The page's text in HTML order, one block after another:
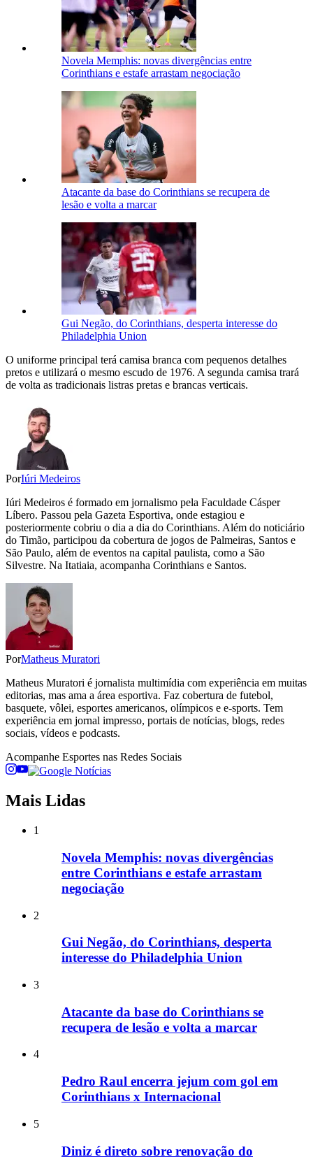
Novela Memphis: novas divergências entre
Corinthians e estafe arrastam negociação
Atacante da base do Corinthians se recupera de
lesão e volta a marcar
Gui Negão, do Corinthians, desperta interesse do
Philadelphia Union
O uniforme principal terá camisa branca com pequenos detalhes
pretos e utilizará o mesmo escudo de 1976. A segunda camisa trará
de volta as tradicionais listras pretas e brancas verticais.
PorIúri Medeiros
Iúri Medeiros é formado em jornalismo pela Faculdade Cásper
Líbero. Passou pela Gazeta Esportiva, onde estagiou e
posteriormente cobriu o dia a dia do Corinthians. Além do noticiário
do Timão, participou da cobertura de jogos de Palmeiras, Santos e
São Paulo, além de eventos na capital paulista, como a São
Silvestre. Na Itatiaia, acompanha Corinthians e Santos.
PorMatheus Muratori
Matheus Muratori é jornalista multimídia com experiência em muitas
editorias, mas ama a área esportiva. Faz cobertura de futebol,
basquete, vôlei, esportes americanos, olímpicos e e-sports. Tem
experiência em jornal impresso, portais de notícias, blogs, redes
sociais, vídeos e podcasts.
Acompanhe Esportes nas Redes Sociais
Mais Lidas
1
Novela Memphis: novas divergências
entre Corinthians e estafe arrastam
negociação
2
Gui Negão, do Corinthians, desperta
interesse do Philadelphia Union
3
Atacante da base do Corinthians se
recupera de lesão e volta a marcar
4
Pedro Raul encerra jejum com gol em
Corinthians x Internacional
5
Diniz é direto sobre renovação do